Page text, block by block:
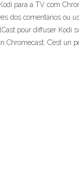
para a TV com
dos comentários ou
pour diffuser Kodi
C’est un